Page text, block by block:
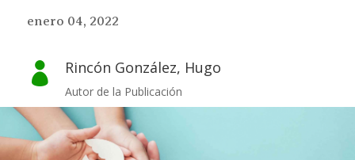
enero 04, 2022
 Rincón González, Hugo
Autor de la Publicación